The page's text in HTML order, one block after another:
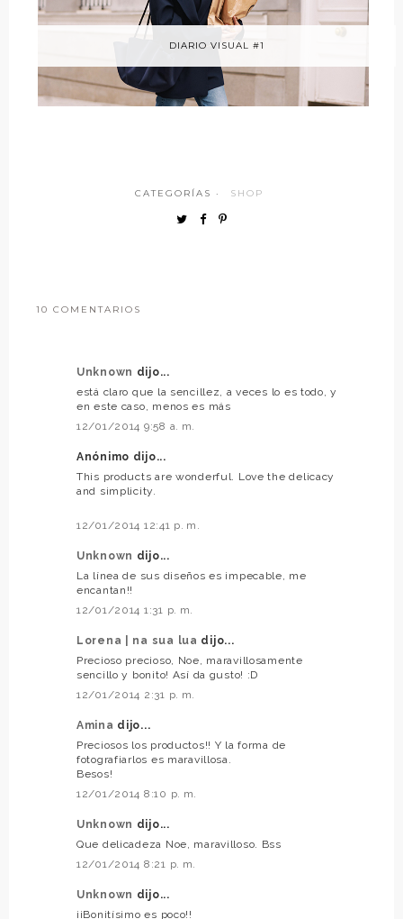
DIARIO VISUAL #1
CATEGORÍAS · SHOP
10 COMENTARIOS
Unknown dijo...
está claro que la sencillez, a veces lo es todo, y
en este caso, menos es más
12/01/2014 9:58 a. m.
Anónimo dijo...
This products are wonderful. Love the delicacy
and simplicity.
12/01/2014 12:41 p. m.
Unknown dijo...
La línea de sus diseños es impecable, me
encantan!!
12/01/2014 1:31 p. m.
Lorena | na sua lua dijo...
Precioso precioso, Noe, maravillosamente
sencillo y bonito! Así da gusto! :D
12/01/2014 2:31 p. m.
Amina dijo...
Preciosos los productos!! Y la forma de
fotografiarlos es maravillosa.
Besos!
12/01/2014 8:10 p. m.
Unknown dijo...
Que delicadeza Noe, maravilloso. Bss
12/01/2014 8:21 p. m.
Unknown dijo...
¡¡Bonitísimo es poco!!